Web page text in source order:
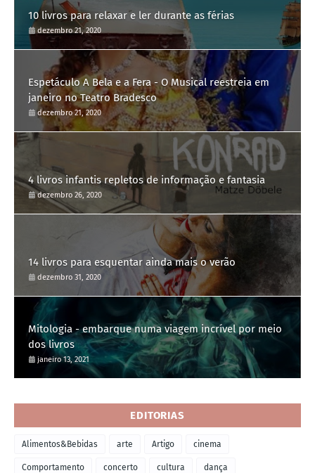
10 livros para relaxar e ler durante as férias
dezembro 21, 2020
Espetáculo A Bela e a Fera - O Musical reestreia em
janeiro no Teatro Bradesco
dezembro 21, 2020
4 livros infantis repletos de informação e fantasia
dezembro 26, 2020
14 livros para esquentar ainda mais o verão
dezembro 31, 2020
Mitologia - embarque numa viagem incrível por meio
dos livros
janeiro 13, 2021
EDITORIAS
Alimentos&Bebidas arte Artigo cinema
Comportamento concerto cultura dança